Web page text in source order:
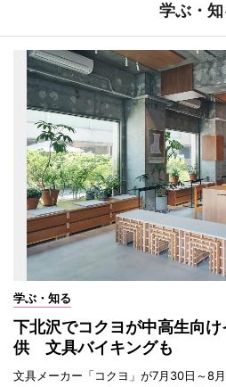
学ぶ・知
学ぶ・知る
下北沢でコクヨが中高生向
供 文具バイキングも
文具メーカー「コクヨ」が7月30日～8